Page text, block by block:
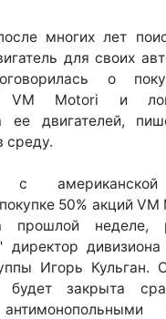
многих лет
для своих
о
VM Motori и
ее двигателей,
среду.
с
50% акций
прошлой неделе,
директор
Игорь Кульган.
будет закрыта